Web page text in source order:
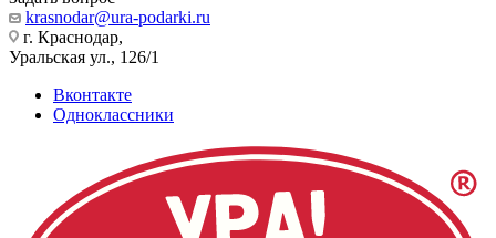
krasnodar@ura-podarki.ru
г. Краснодар,
Уральская ул., 126/1
Вконтакте
Одноклассники